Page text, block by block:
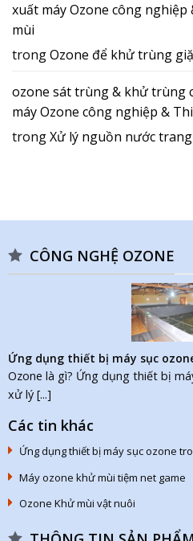
xuất máy Ozone công
mùi
trongOzone để khử trùng
ozone sát trùng & khử trùng
máy Ozone công nghiệp &
trongXử lý nguồn nước
CÔNG NGHỆ OZONE
Ứng dụng thiết bị máy sục
Ozone là gì? Ứng dụng thiết bị
xử lý [...]
Các tin khác
Ứng dụng thiết bị máy sục ozone
Máy ozone khử mùi tiệm net game
Ozone Khử mùi vật nuôi